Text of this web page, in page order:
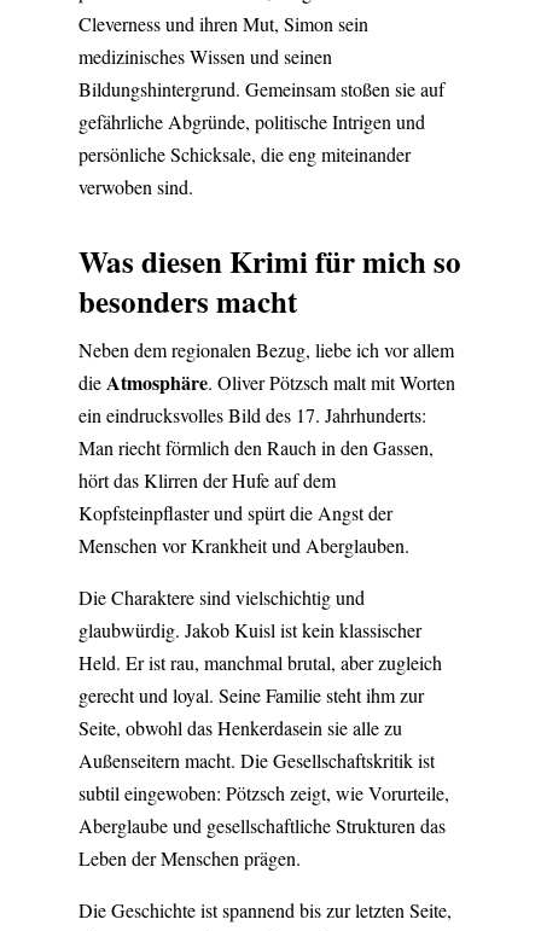
Cleverness und ihren Mut, Simon sein
medizinisches Wissen und seinen
Bildungshintergrund. Gemeinsam stoßen sie auf
gefährliche Abgründe, politische Intrigen und
persönliche Schicksale, die eng miteinander
verwoben sind.
Was diesen Krimi für mich so
besonders macht
Neben dem regionalen Bezug, liebe ich vor allem
dieAtmosphäre. Oliver Pötzsch malt mit Worten
ein eindrucksvolles Bild des 17. Jahrhunderts:
Man riecht förmlich den Rauch in den Gassen,
hört das Klirren der Hufe auf dem
Kopfsteinpflaster und spürt die Angst der
Menschen vor Krankheit und Aberglauben.
Die Charaktere sind vielschichtig und
glaubwürdig. Jakob Kuisl ist kein klassischer
Held. Er ist rau, manchmal brutal, aber zugleich
gerecht und loyal. Seine Familie steht ihm zur
Seite, obwohl das Henkerdasein sie alle zu
Außenseitern macht. Die Gesellschaftskritik ist
subtil eingewoben: Pötzsch zeigt, wie Vorurteile,
Aberglaube und gesellschaftliche Strukturen das
Leben der Menschen prägen.
Die Geschichte ist spannend bis zur letzten Seite,